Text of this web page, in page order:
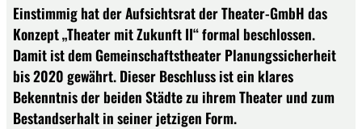
Einstimmig hat der Aufsichtsrat der Theater-GmbH das
Konzept „Theater mit Zukunft II“ formal beschlossen.
Damit ist dem Gemeinschaftstheater Planungssicherheit
bis 2020 gewährt. Dieser Beschluss ist ein klares
Bekenntnis der beiden Städte zu ihrem Theater und zum
Bestandserhalt in seiner jetzigen Form.